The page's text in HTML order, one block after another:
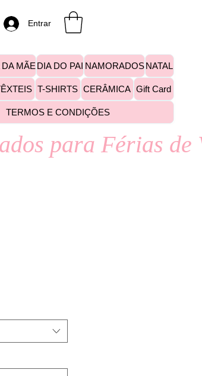
Entrar
DA MÃE DIA DO PAI NAMORADOSNATAL
T-SHIRTS CERÂMICA Gift Card
TERMOS E CONDIÇÕES